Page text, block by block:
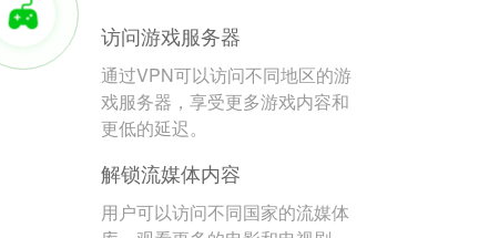
访问游戏服务器
通过VPN可以访问不同地区的游
戏服务器，享受更多游戏内容和
更低的延迟。
解锁流媒体内容
用户可以访问不同国家的流媒体